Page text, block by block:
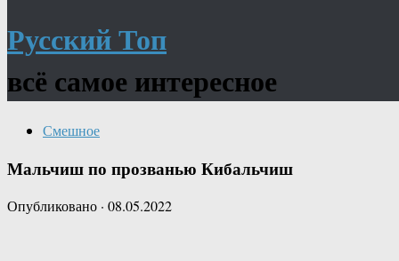
Русский Топ
всё самое интересное
Смешное
Мальчиш по прозванью Кибальчиш
Опубликовано · 08.05.2022